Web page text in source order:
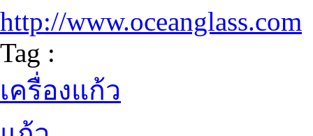
http://www.oceanglass.com
Tag :
เครื่องแก้ว